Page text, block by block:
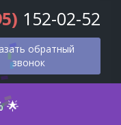
🌟
152-02-52
обратный
звонок
Оценка по фото